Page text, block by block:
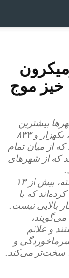
خیز موج
بیشترین
درگیری را با سویه جدید دارند. تا ۲۸ دی، یکهزار و ۸۳۳
از میان تمام
که از شهرهای
-بنا بر اعلام وزارت بهداشت تا روز گذشته، بیش از ۱۳
که با
و علائم
و
سخت‌تر می‌کند.